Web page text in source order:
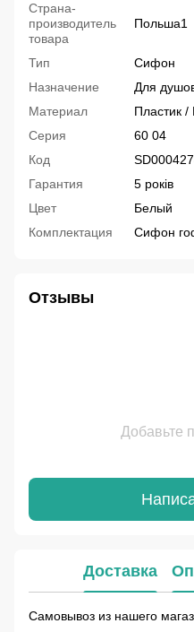
Страна-
производитель
товара
Польша1
Тип
Сифон
Назначение
Для
Материал
Пластик /
Серия
60 04
Код
Гарантия
5 років
Цвет
Белый
Комплектация
Сифон
Отзывы
Добавьте
Доставка
Самовывоз из нашего